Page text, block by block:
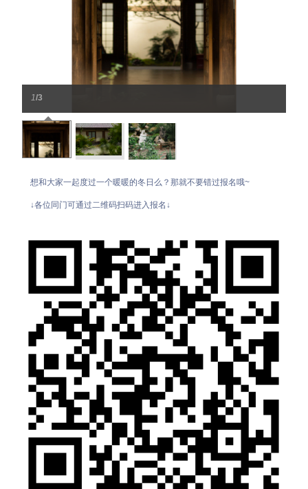
1/3
想和大家一起度过一个暖暖的冬日么？那就不要错过报名哦~
↓各位同门可通过二维码扫码进入报名↓